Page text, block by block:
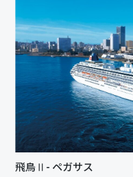
飛鳥Ⅱ- ペガサス